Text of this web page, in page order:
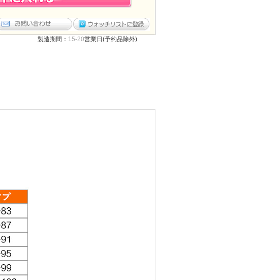
製造期間： 15-20営業日(予約品除外)